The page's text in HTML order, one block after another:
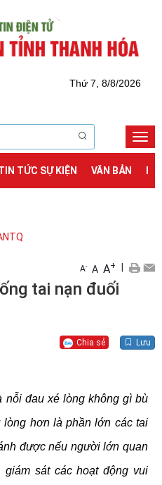
Thứ 7, 8/8/2026
TỨC SỰ KIỆN VĂN BẢN
A- A A+
tai nạn đuối
Chia sẻ Lưu
nỗi đau xé lòng không gì bù
hơn là phần lớn các tai
được nếu người lớn quan
sát các hoạt động vui